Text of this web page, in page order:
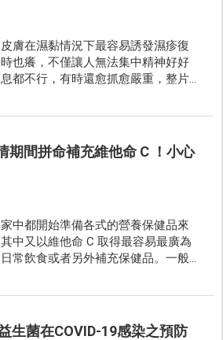
膚在濕黏情況下最容易誘發濕疹復
也癢，不僅讓人無法集中精神好好
都不行，有時還愈抓愈嚴重，整片
期間拼命補充維他命 C ！小心
中都開始準備各式的營養保健品來
中又以維他命 C 取得最容易最廣為
常飲食或者另外補充保健品。一般
生菌在COVID-19感染之預防